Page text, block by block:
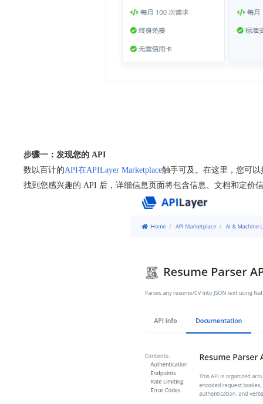
步骤一：发现您的 API
数以百计的API在APILayer Marketplace触手可及。在这里，您可
找到您感兴趣的 API 后，详细信息页面将包含信息、文档和定价